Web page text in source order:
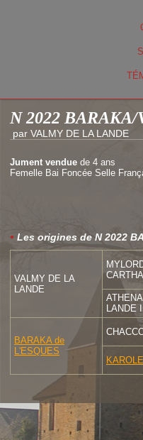
N 2022
par VALMY DE LA LANDE
Jument vendue de 4 ans
Femelle Bai Foncée Selle
Les origines de N 2022
VALMY DE LA
LANDE
LANDE II
BARAKA de
L'ESQUES